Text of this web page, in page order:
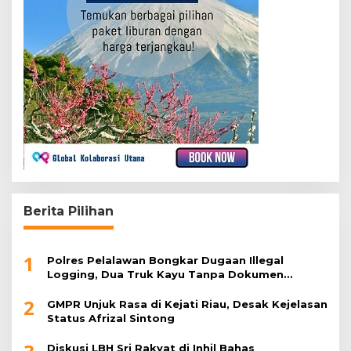
Berita Pilihan
1
Polres Pelalawan Bongkar Dugaan Illegal
Logging, Dua Truk Kayu Tanpa Dokumen
2
GMPR Unjuk Rasa di Kejati Riau, Desak Kejelasan
Status Afrizal Sintong
Diskusi LBH Sri Rakyat di Inhil Bahas